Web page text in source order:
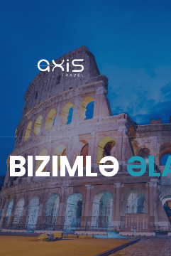
BIZIMLƏ